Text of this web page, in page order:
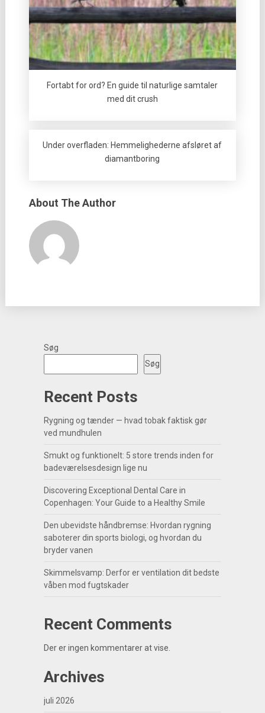
Fortabt for ord? En guide til naturlige samtaler
med dit crush
Under overfladen: Hemmelighederne afsløret af
diamantboring
About The Author
Søg
Søg
Recent Posts
Rygning og tænder — hvad tobak faktisk gør
ved mundhulen
Smukt og funktionelt: 5 store trends inden for
badeværelsesdesign lige nu
Discovering Exceptional Dental Care in
Copenhagen: Your Guide to a Healthy Smile
Den ubevidste håndbremse: Hvordan rygning
saboterer din sports biologi, og hvordan du
bryder vanen
Skimmelsvamp: Derfor er ventilation dit bedste
våben mod fugtskader
Recent Comments
Der er ingen kommentarer at vise.
Archives
juli 2026